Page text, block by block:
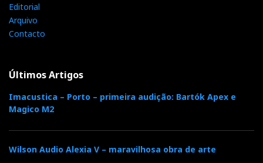
Editorial
Arquivo
Contacto
Últimos Artigos
Imacustica – Porto – primeira audição: Bartók Apex e
Magico M2
Wilson Audio Alexia V – maravilhosa obra de arte